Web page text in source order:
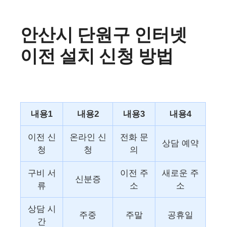
안산시 단원구 인터넷
이전 설치 신청 방법
내용1 내용2 내용3 내용4
이전 신
청
온라인 신
청
전화 문
의
상담 예약
구비 서
류
신분증
이전 주
소
새로운 주
소
상담 시
간
주중 주말 공휴일